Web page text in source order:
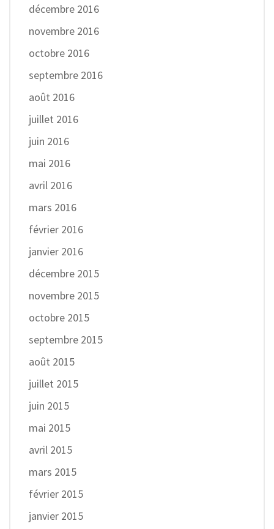
décembre 2016
novembre 2016
octobre 2016
septembre 2016
août 2016
juillet 2016
juin 2016
mai 2016
avril 2016
mars 2016
février 2016
janvier 2016
décembre 2015
novembre 2015
octobre 2015
septembre 2015
août 2015
juillet 2015
juin 2015
mai 2015
avril 2015
mars 2015
février 2015
janvier 2015